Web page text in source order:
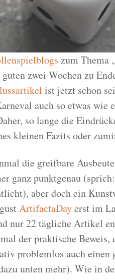
zum Thema
zwei Wochen zu
ist jetzt schon
auch so etwas wie
so lange die
kleinen Fazits oder
die greifbare
ganz punktgenau
aber doch ein
ArtifactaDayerst im
nur 22 tägliche Artikel
der praktische Beweis,
problemlos auch einen
unten mehr). Wie in